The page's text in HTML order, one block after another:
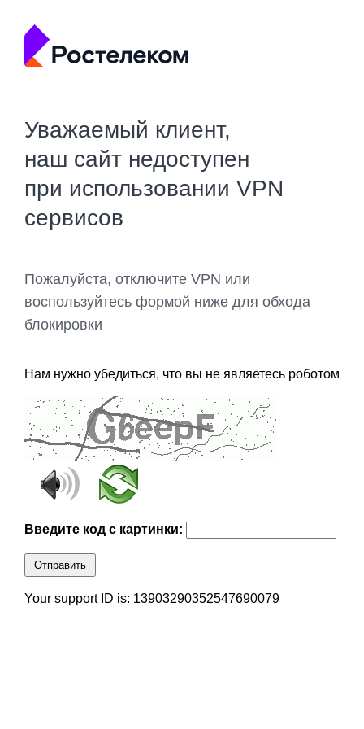
Уважаемый клиент,
наш сайт недоступен
при использовании VPN
сервисов
Пожалуйста, отключите VPN или
воспользуйтесь формой ниже для обхода
блокировки
Нам нужно убедиться, что вы не являетесь роботом
Введите код с картинки:
Отправить
Your support ID is: 13903290352547690079